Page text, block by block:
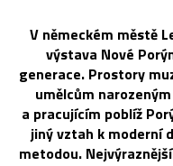
V německém městě
výstava Nové
generace. Prostory
umělcům
a pracujícím poblíž
jiný vztah k moderní
metodou.